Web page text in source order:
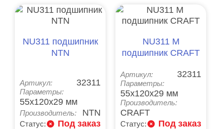
NU311 подшипник
NTN
Артикул: 32311
Параметры:
55x120x29 мм
Производитель: NTN
Статус: Под заказ
NU311 M
подшипник CRAFT
Артикул: 32311
Параметры:
55x120x29 мм
Производитель:
CRAFT
Статус: Под заказ